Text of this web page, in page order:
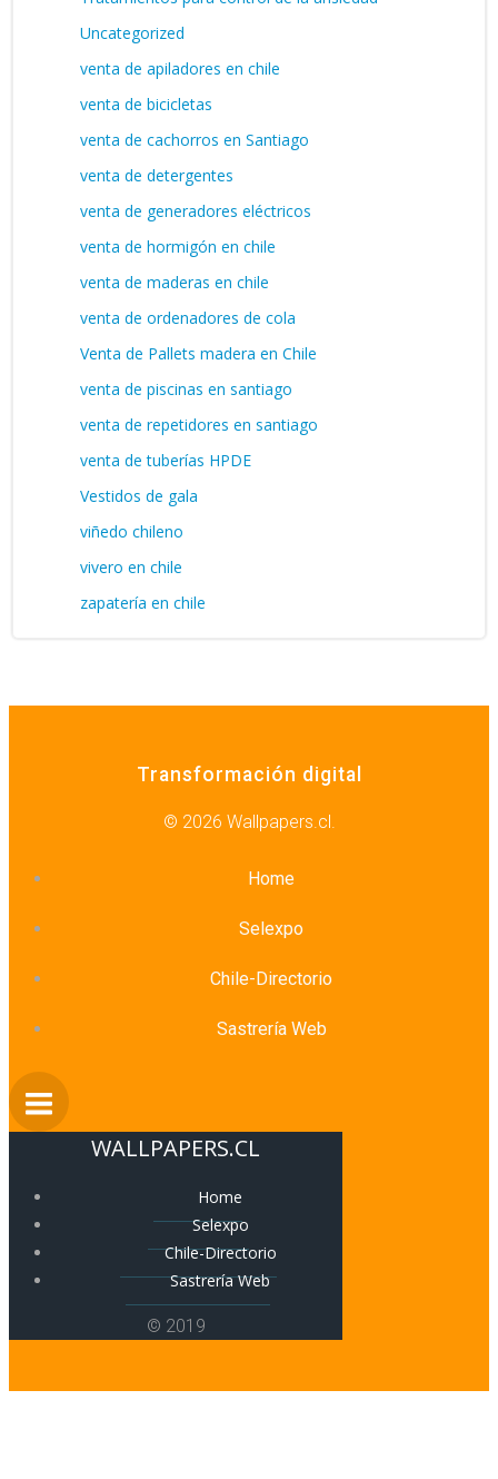
Uncategorized
venta de apiladores en chile
venta de bicicletas
venta de cachorros en Santiago
venta de detergentes
venta de generadores eléctricos
venta de hormigón en chile
venta de maderas en chile
venta de ordenadores de cola
Venta de Pallets madera en Chile
venta de piscinas en santiago
venta de repetidores en santiago
venta de tuberías HPDE
Vestidos de gala
viñedo chileno
vivero en chile
zapatería en chile
Transformación digital
© 2026 Wallpapers.cl.
Home
Selexpo
Chile-Directorio
Sastrería Web
WALLPAPERS.CL
Home
Selexpo
Chile-Directorio
Sastrería Web
© 2019